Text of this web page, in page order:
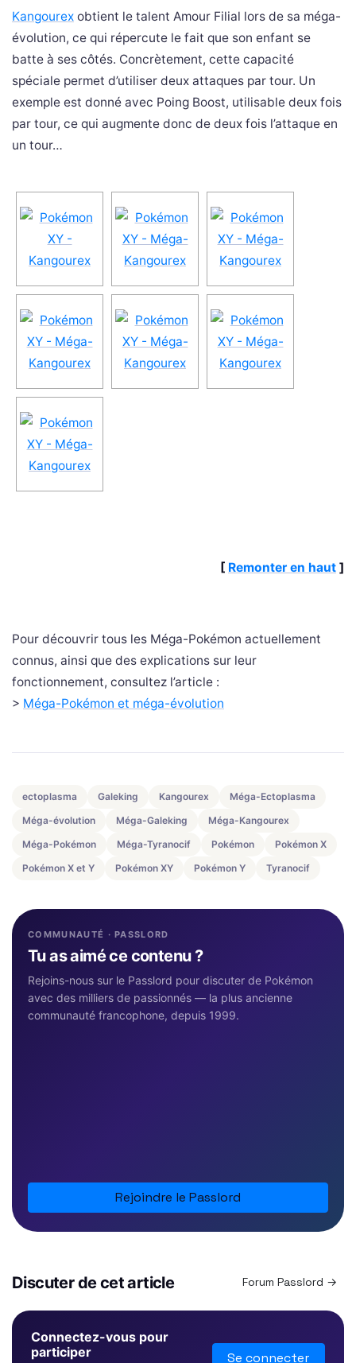
Kangourex obtient le talent Amour Filial lors de sa méga-
évolution, ce qui répercute le fait que son enfant se
batte à ses côtés. Concrètement, cette capacité
spéciale permet d’utiliser deux attaques par tour. Un
exemple est donné avec Poing Boost, utilisable deux fois
par tour, ce qui augmente donc de deux fois l’attaque en
un tour…
[ Remonter en haut ]
Pour découvrir tous les Méga-Pokémon actuellement
connus, ainsi que des explications sur leur
fonctionnement, consultez l’article :
> Méga-Pokémon et méga-évolution
ectoplasma Galeking Kangourex
Méga-Ectoplasma
Méga-évolution
Méga-Galeking
Méga-Kangourex
Méga-Pokémon
Méga-Tyranocif Pokémon
Pokémon X
Pokémon X et Y
Pokémon XY Pokémon Y Tyranocif
COMMUNAUTÉ · PASSLORD
Tu as aimé ce contenu ?
Rejoins-nous sur le Passlord pour discuter de Pokémon
avec des milliers de passionnés — la plus ancienne
communauté francophone, depuis 1999.
Rejoindre le Passlord
Discuter de cet article Forum Passlord →
Connectez-vous pour
participer
Se connecter